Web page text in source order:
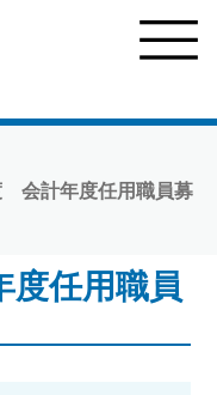
会計年度任用職員募
任用職員